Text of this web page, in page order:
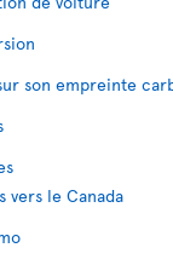
son empreinte
vers le Canada